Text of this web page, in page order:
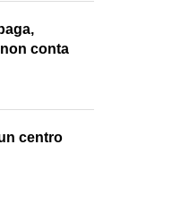
conta
centro